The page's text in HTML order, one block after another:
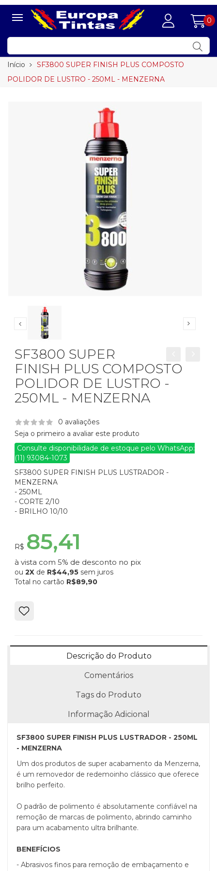
0
Início
SF3800 SUPER FINISH PLUS COMPOSTO
POLIDOR DE LUSTRO - 250ML - MENZERNA
SF3800 SUPER
FINISH PLUS COMPOSTO
POLIDOR DE LUSTRO -
250ML - MENZERNA
0 avaliações
Seja o primeiro a avaliar este produto
Consulte disponibilidade de estoque pelo WhatsApp:
(11) 93084-1073
SF3800 SUPER FINISH PLUS LUSTRADOR -
MENZERNA
- 250ML
- CORTE 2/10
- BRILHO 10/10
R$ 85,41
à vista com 5% de desconto no pix
ou 2X de R$44,95 sem juros
Total no cartão R$89,90
Descrição do Produto
Comentários
Tags do Produto
Informação Adicional
SF3800 SUPER FINISH PLUS LUSTRADOR - 250ML
- MENZERNA
Um dos produtos de super acabamento da Menzerna,
é um removedor de redemoinho clássico que oferece
brilho perfeito.
O padrão de polimento é absolutamente confiável na
remoção de marcas de polimento, abrindo caminho
para um acabamento ultra brilhante.
BENEFÍCIOS
- Abrasivos finos para remoção de embaçamento e